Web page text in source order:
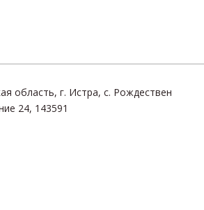
область, г. Истра, с. Рождествен
24, 143591